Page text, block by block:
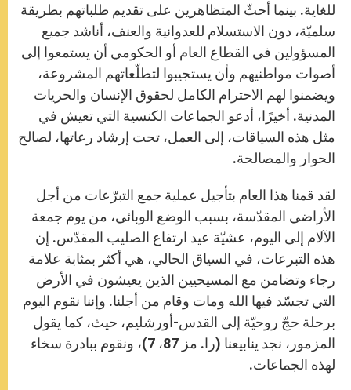
للغاية. بينما أحثّ المتظاهرين على تقديم طلباتهم بطريقة
سلميّة، دون الاستسلام للعدوانية والعنف، أناشد جميع
المسؤولين في القطاع العام أو الحكومي أن يستمعوا إلى
أصوات مواطنيهم وأن يستجيبوا لتطلّعاتهم المشروعة،
ويضمنوا لهم الاحترام الكامل لحقوق الإنسان والحريات
المدنية. أخيرًا، أدعو الجماعات الكنسية التي تعيش في
مثل هذه السياقات، إلى العمل، تحت إرشاد رعاتها، لصالح
الحوار والمصالحة.
لقد قمنا هذا العام بتأجيل عملية جمع التبرّعات من أجل
الأراضي المقدّسة، بسبب الوضع الوبائي، من يوم جمعة
الآلام إلى اليوم، عشيّة عيد ارتفاع الصليب المقدّس. إن
هذه التبرعات، في السياق الحالي، هي أكثر بمثابة علامة
رجاء وتضامن مع المسيحيين الذين يعيشون في الأرض
التي تجسّد فيها الله ومات وقام من أجلنا. وإننا نقوم اليوم
برحلة حجّ روحيّة إلى القدس-أورشليم، حيث، كما يقول
المزمور، نجد ينابيعنا (را. مز 87، 7)، ونقوم ببادرة سخاء
لهذه الجماعات.